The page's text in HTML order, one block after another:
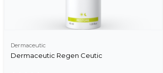
Dermaceutic
Dermaceutic Regen Ceutic